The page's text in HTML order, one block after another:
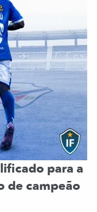
para a
de campeão